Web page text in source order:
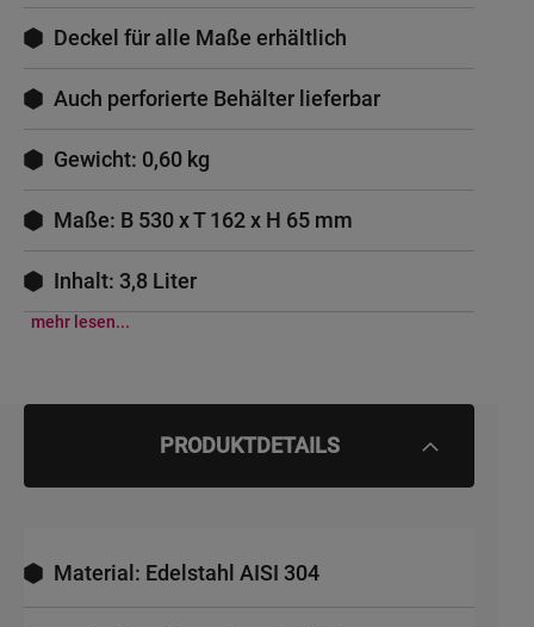
Deckel für alle Maße erhältlich
Auch perforierte Behälter lieferbar
Gewicht: 0,60 kg
Maße: B 530 x T 162 x H 65 mm
Inhalt: 3,8 Liter
mehr lesen...
PRODUKTDETAILS
Material: Edelstahl AISI 304